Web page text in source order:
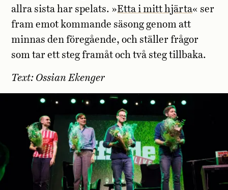
allra sista har spelats. »Etta i mitt hjärta« ser
fram emot kommande säsong genom att
minnas den föregående, och ställer frågor
som tar ett steg framåt och två steg tillbaka.
Text: Ossian Ekenger